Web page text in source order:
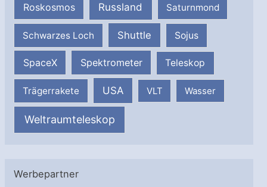
Roskosmos Russland Saturnmond
Schwarzes Loch Shuttle Sojus
SpaceX Spektrometer Teleskop
Trägerrakete USA VLT Wasser
Weltraumteleskop
Werbepartner